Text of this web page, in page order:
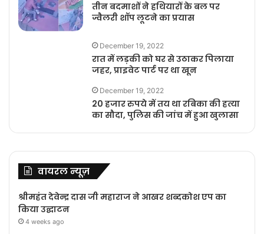
तीन बदमाशों ने हथियारों के बल पर
ज्वैलरी शॉप लूटने का प्रयास
December 19, 2022
रात में लड़की को घर से उठाकर पिलाया
जहर, प्राइवेट पार्ट पर था खून
December 19, 2022
20 हजार रुपये में तय था रबिका की हत्या
का सौदा, पुलिस की जांच में हुआ खुलासा
वायरल न्यूज़
श्रीमहंत देवेन्द्र दास जी महाराज ने आखर शब्दकोश एप का
किया उद्घाटन
4 weeks ago